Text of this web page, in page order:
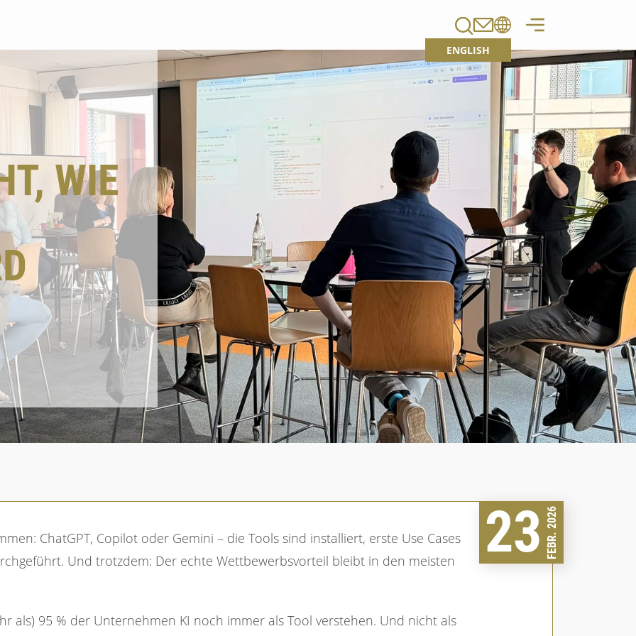
ENGLISH
WIE
2026
23FEBR. 2026
Und trotzdem: Der echte Wettbewerbsvorteil bleibt in den meisten
als) 95 % der Unternehmen KI noch immer als Tool verstehen. Und nicht als